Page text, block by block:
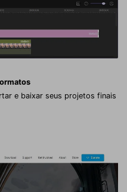
e baixar seus projetos finais